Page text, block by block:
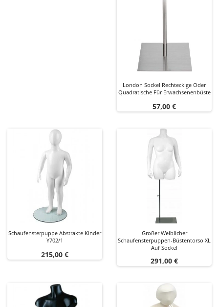
London Sockel Rechteckige Oder
Quadratische Für Erwachsenenbüste
Preis
57,00 €
Schaufensterpuppe Abstrakte Kinder
Y702/1
Preis
215,00 €
Großer Weiblicher
Schaufensterpuppen-Büstentorso XL
Auf Sockel
Preis
291,00 €